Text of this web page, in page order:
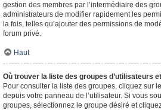
gestion des membres par l’intermédiaire des
administrateurs de modifier rapidement les
la fois, telles qu’ajouter des permissions de
forum privé.
Haut
Où trouver la liste des groupes d’utilisateurs
Pour consulter la liste des groupes, cliquez sur
depuis votre panneau de l’utilisateur. Si vous
groupes, sélectionnez le groupe désiré et